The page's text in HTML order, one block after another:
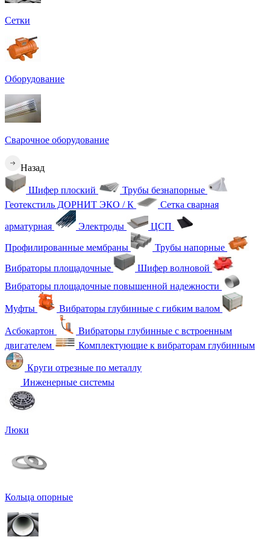
Сетки
Оборудование
Сварочное оборудование
Назад
Шифер плоский
Трубы безнапорные
Геотекстиль ДОРНИТ ЭКО / К
Сетка сварная
арматурная Электроды ЦСП
Профилированные мембраны
Трубы напорные
Вибраторы площадочные
Шифер волновой
Вибраторы площадочные повышенной надежности
Муфты Вибраторы глубинные с гибким валом
Асбокартон
Вибраторы глубинные с встроенным
двигателем
Комплектующие к вибраторам глубинным
Круги отрезные по металлу
Инженерные системы
Люки
Кольца опорные